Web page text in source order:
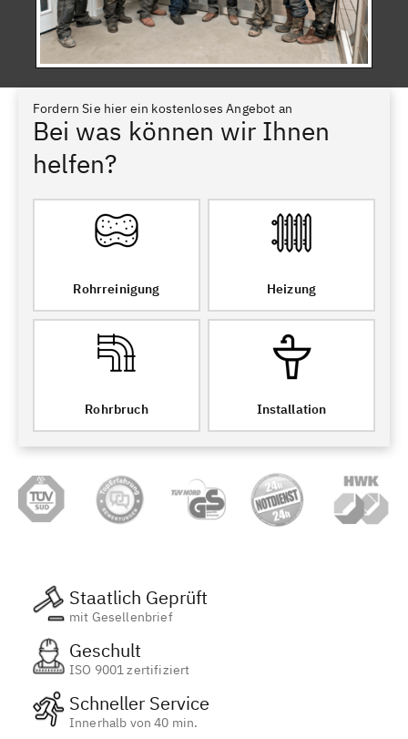
Fordern Sie hier ein kostenloses Angebot an
Bei was können wir Ihnen
helfen?
Rohrreinigung Heizung
Rohrbruch Installation
Staatlich Geprüft
mit Gesellenbrief
Geschult
ISO 9001 zertifiziert
Schneller Service
Innerhalb von 40 min.